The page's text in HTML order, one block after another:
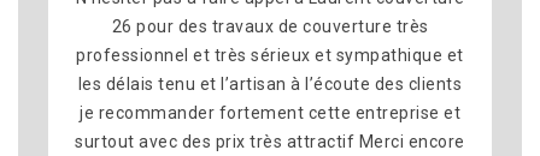
sympathique et
des clients
entreprise et
Merci encore
pour le remplacement de la
commune dé Montelimar et nous
satisfait du résultat. Travail soigné,
équipe sympathique et
délais ont été respectés et le